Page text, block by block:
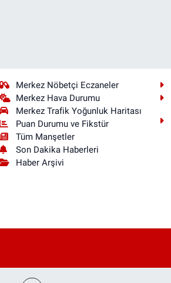
Merkez Nöbetçi Eczaneler
Merkez Hava Durumu
Merkez Trafik Yoğunluk Haritası
Puan Durumu ve Fikstür
Tüm Manşetler
Son Dakika Haberleri
Haber Arşivi